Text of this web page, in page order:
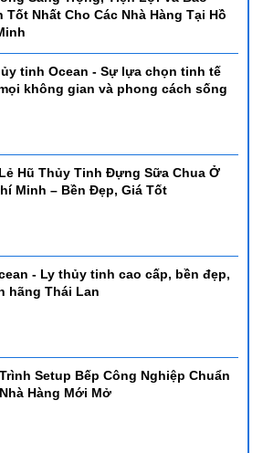
Tốt Nhất Cho Các Nhà Hàng Tại Hồ
tinh Ocean - Sự lựa chọn tinh tế
không gian và phong cách sống
Hũ Thủy Tinh Đựng Sữa Chua Ở
Minh – Bền Đẹp, Giá Tốt
- Ly thủy tinh cao cấp, bền đẹp,
hãng Thái Lan
Setup Bếp Công Nghiệp Chuẩn
Hàng Mới Mở